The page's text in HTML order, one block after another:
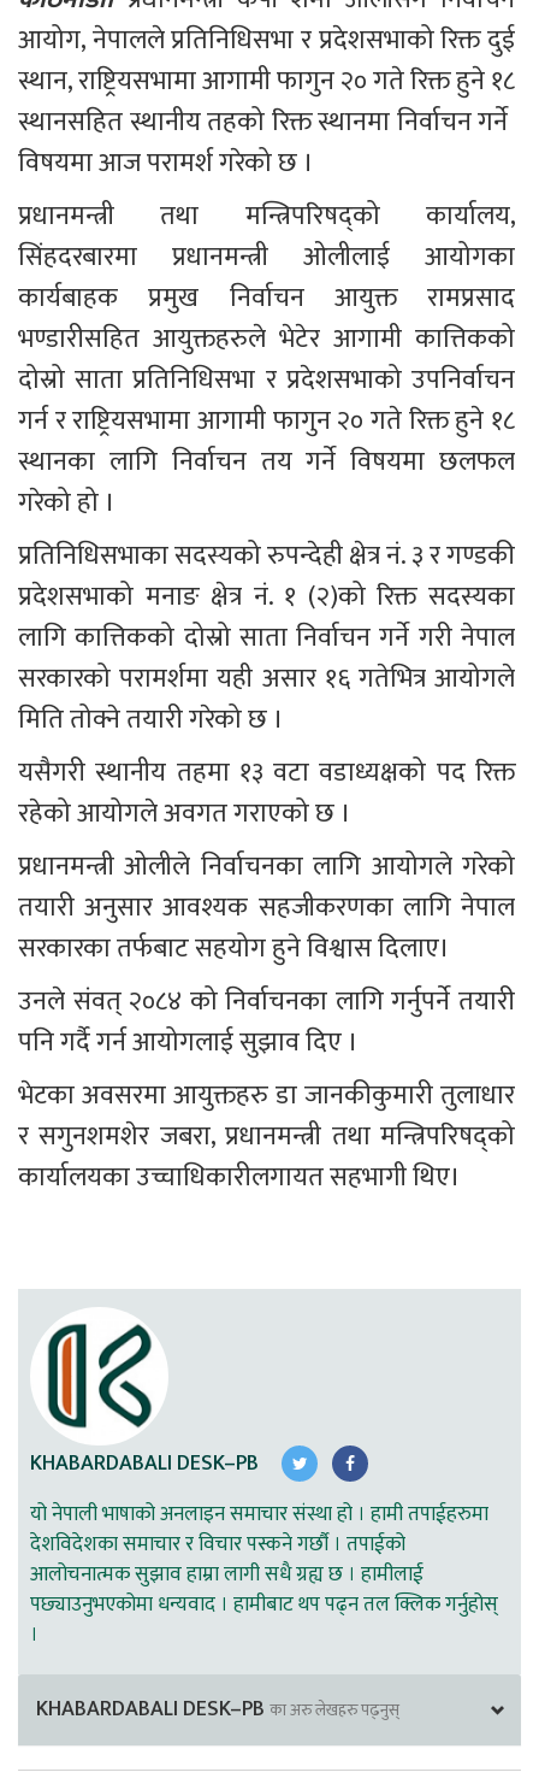
आयोग, नेपालले प्रतिनिधिसभा र प्रदेशसभाको रिक्त दुई
स्थान, राष्ट्रियसभामा आगामी फागुन २० गते रिक्त हुने १८
स्थानसहित स्थानीय तहको रिक्त स्थानमा निर्वाचन गर्ने
विषयमा आज परामर्श गरेको छ ।
प्रधानमन्त्री तथा मन्त्रिपरिषद्को कार्यालय,
सिंहदरबारमा प्रधानमन्त्री ओलीलाई आयोगका
कार्यबाहक प्रमुख निर्वाचन आयुक्त रामप्रसाद
भण्डारीसहित आयुक्तहरुले भेटेर आगामी कात्तिकको
दोस्रो साता प्रतिनिधिसभा र प्रदेशसभाको उपनिर्वाचन
गर्न र राष्ट्रियसभामा आगामी फागुन २० गते रिक्त हुने १८
स्थानका लागि निर्वाचन तय गर्ने विषयमा छलफल
गरेको हो ।
प्रतिनिधिसभाका सदस्यको रुपन्देही क्षेत्र नं. ३ र गण्डकी
प्रदेशसभाको मनाङ क्षेत्र नं. १ (२)को रिक्त सदस्यका
लागि कात्तिकको दोस्रो साता निर्वाचन गर्ने गरी नेपाल
सरकारको परामर्शमा यही असार १६ गतेभित्र आयोगले
मिति तोक्ने तयारी गरेको छ ।
यसैगरी स्थानीय तहमा १३ वटा वडाध्यक्षको पद रिक्त
रहेको आयोगले अवगत गराएको छ ।
प्रधानमन्त्री ओलीले निर्वाचनका लागि आयोगले गरेको
तयारी अनुसार आवश्यक सहजीकरणका लागि नेपाल
सरकारका तर्फबाट सहयोग हुने विश्वास दिलाए।
उनले संवत् २०८४ को निर्वाचनका लागि गर्नुपर्ने तयारी
पनि गर्दै गर्न आयोगलाई सुझाव दिए ।
भेटका अवसरमा आयुक्तहरु डा जानकीकुमारी तुलाधार
र सगुनशमशेर जबरा, प्रधानमन्त्री तथा मन्त्रिपरिषद्को
कार्यालयका उच्चाधिकारीलगायत सहभागी थिए।
KHABARDABALI DESK–PB
यो नेपाली भाषाको अनलाइन समाचार संस्था हो । हामी तपाईहरुमा
देशविदेशका समाचार र विचार पस्कने गर्छौ । तपाईको
आलोचनात्मक सुझाव हाम्रा लागी सधै ग्रह्य छ । हामीलाई
पछ्याउनुभएकोमा धन्यवाद । हामीबाट थप पढ्न तल क्लिक गर्नुहोस्
।
KHABARDABALI DESK–PB का अरु लेखहरु पढ्नुस्